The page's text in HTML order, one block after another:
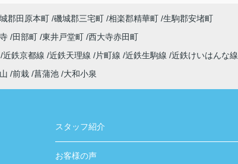
郡田原本町 磯城郡三宅町 相楽郡精華町 生駒郡安堵町
田部町 東井戸堂町 西大寺赤田町
近鉄京都線 近鉄天理線 片町線 近鉄生駒線 近鉄けいはんな線
前栽 菖蒲池 大和小泉
スタッフ紹介
お客様の声